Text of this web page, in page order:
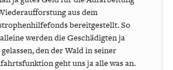
aus dem
bereitgestellt. So
werden die Geschädigten ja
den der Wald in seiner
geht uns ja alle was an.